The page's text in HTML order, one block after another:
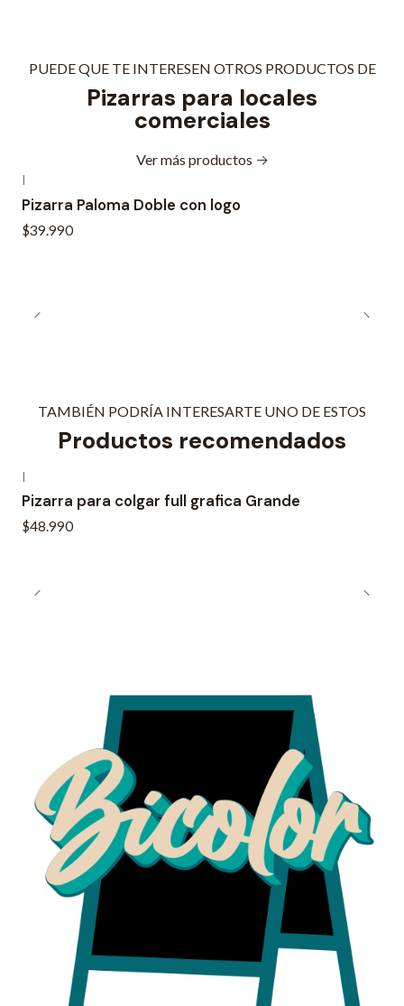
PUEDE QUE TE INTERESEN OTROS PRODUCTOS DE
Pizarras para locales
comerciales
Ver más productos
|
Pizarra Paloma Doble con logo
$39.990
TAMBIÉN PODRÍA INTERESARTE UNO DE ESTOS
Productos recomendados
|
Pizarra para colgar full grafica Grande
$48.990